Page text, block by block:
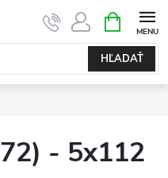
HĽADAŤ
KOŠÍK
- 5x112